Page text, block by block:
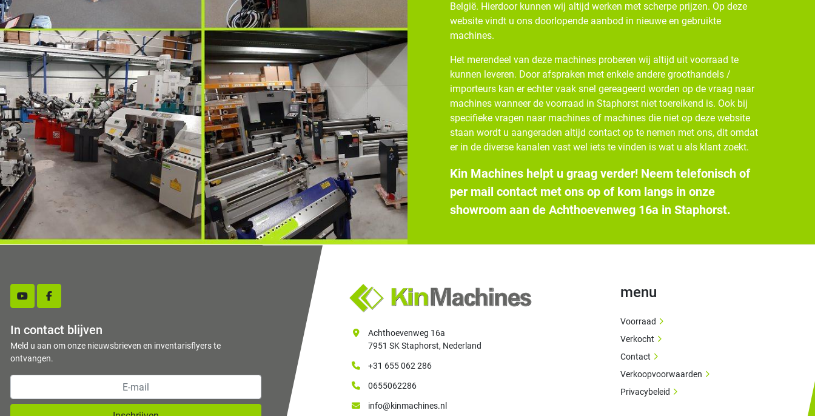
België. Hierdoor kunnen wij altijd werken met scherpe prijzen. Op deze
website vindt u ons doorlopende aanbod in nieuwe en gebruikte
machines.
Het merendeel van deze machines proberen wij altijd uit voorraad te
kunnen leveren. Door afspraken met enkele andere groothandels /
importeurs kan er echter vaak snel gereageerd worden op de vraag naar
machines wanneer de voorraad in Staphorst niet toereikend is. Ook bij
specifieke vragen naar machines of machines die niet op deze website
staan wordt u aangeraden altijd contact op te nemen met ons, dit omdat
er in de diverse kanalen vast wel iets te vinden is wat u als klant zoekt.
Kin Machines helpt u graag verder! Neem telefonisch of
per mail contact met ons op of kom langs in onze
showroom aan de Achthoevenweg 16a in Staphorst.
youtubefacebook
In contact blijven
Meld u aan om onze nieuwsbrieven en inventarisflyers te
ontvangen.
Achthoevenweg 16a
7951 SK Staphorst, Nederland
+31 655 062 286
0655062286
info@kinmachines.nl
menu
Voorraad
Verkocht
Contact
Verkoopvoorwaarden
Privacybeleid